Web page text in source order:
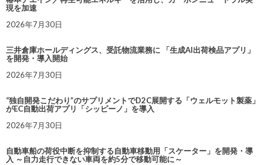
現を加速
2026年7月30日
三井倉庫ホールディングス、受託物流業務に 「生成AI出荷検品アプリ」
を開発・導入開始
2026年7月30日
“独自開発こだわり”のサプリメントでD2C展開する「ウェルモット製薬」
がEC自動出荷アプリ「シッピーノ」を導入
2026年7月30日
自動車船の荷役中断を抑制する自動車移動用「スケーター」を開発・導
入 ～自力走行できない車両を約5分で移動可能に～